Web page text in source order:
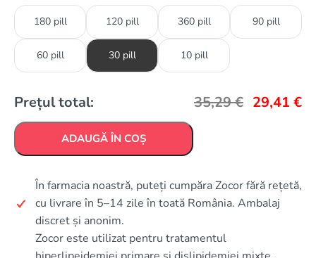
180 pill 120 pill 360 pill 90 pill
60 pill 30 pill 10 pill
Prețul total: 35,29€ 29,41 €
ADAUGĂ ÎN COȘ
În farmacia noastră, puteți cumpăra Zocor fără rețetă,
cu livrare în 5–14 zile în toată România. Ambalaj
discret și anonim.
Zocor este utilizat pentru tratamentul